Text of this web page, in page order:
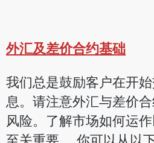
外汇及差价合约基础
我们总是鼓励客户在开
息。请注意外汇与差价
风险。了解市场如何运